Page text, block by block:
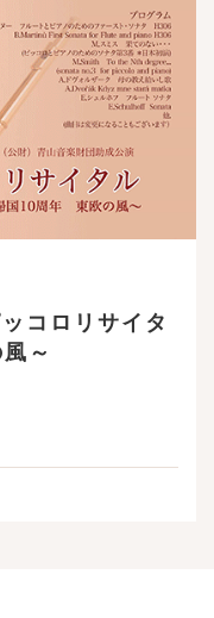
コロリサイタ
～